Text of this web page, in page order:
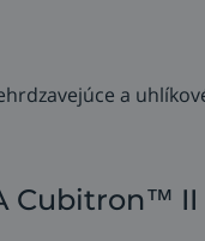
a
Cubitron™